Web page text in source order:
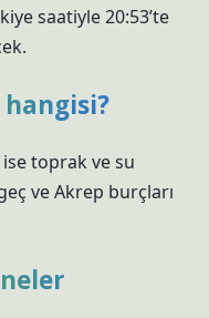
saatiyle 20:53’te
hangisi?
ise toprak ve su
ve Akrep burçları